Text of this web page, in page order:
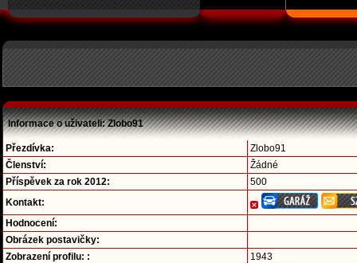
Informace o uživateli: Zlobo91
Přezdívka:
Zlobo91
Členství:
Žádné
Příspěvek za rok 2012:
500
Kontakt:
Hodnocení:
Obrázek postavičky:
Zobrazení profilu: :
1943